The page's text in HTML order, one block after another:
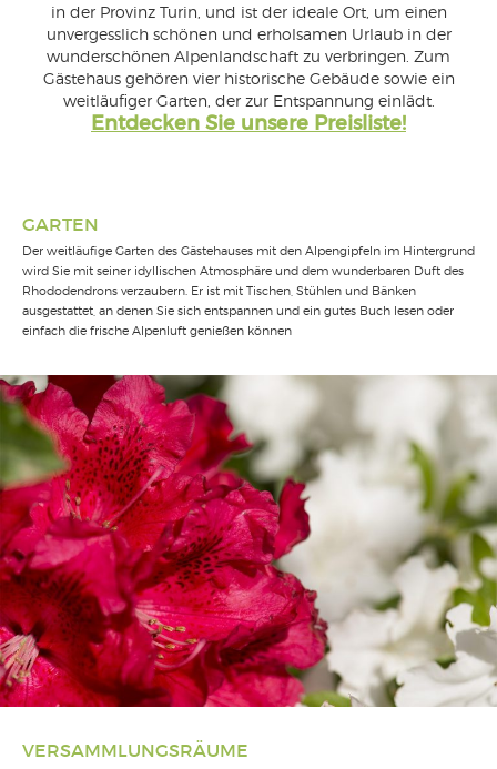
in der Provinz Turin, und ist der ideale Ort, um einen
unvergesslich schönen und erholsamen Urlaub in der
wunderschönen Alpenlandschaft zu verbringen. Zum
Gästehaus gehören vier historische Gebäude sowie ein
weitläufiger Garten, der zur Entspannung einlädt.
Entdecken Sie unsere Preisliste!
GARTEN
Der weitläufige Garten des Gästehauses mit den Alpengipfeln im Hintergrund
wird Sie mit seiner idyllischen Atmosphäre und dem wunderbaren Duft des
Rhododendrons verzaubern. Er ist mit Tischen, Stühlen und Bänken
ausgestattet, an denen Sie sich entspannen und ein gutes Buch lesen oder
einfach die frische Alpenluft genießen können
VERSAMMLUNGSRÄUME